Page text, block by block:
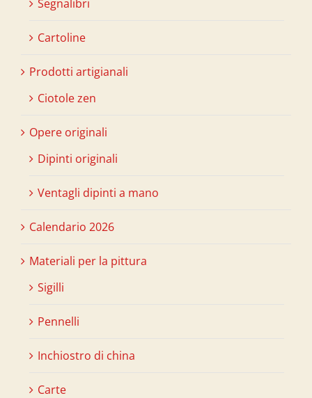
Segnalibri
Cartoline
Prodotti artigianali
Ciotole zen
Opere originali
Dipinti originali
Ventagli dipinti a mano
Calendario 2026
Materiali per la pittura
Sigilli
Pennelli
Inchiostro di china
Carte